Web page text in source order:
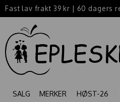
Fast lav frakt 39 kr | 60 dagers
SALG MERKER HØST-26